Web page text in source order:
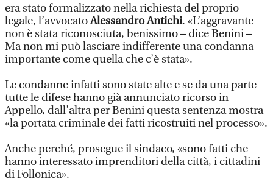
era stato formalizzato nella richiesta del proprio
legale, l’avvocatoAlessandro Antichi. «L’aggravante
non è stata riconosciuta, benissimo – dice Benini –
Ma non mi può lasciare indifferente una condanna
importante come quella che c’è stata».
Le condanne infatti sono state alte e se da una parte
tutte le difese hanno già annunciato ricorso in
Appello, dall’altra per Benini questa sentenza mostra
«la portata criminale dei fatti ricostruiti nel processo».
Anche perché, prosegue il sindaco, «sono fatti che
hanno interessato imprenditori della città, i cittadini
di Follonica».